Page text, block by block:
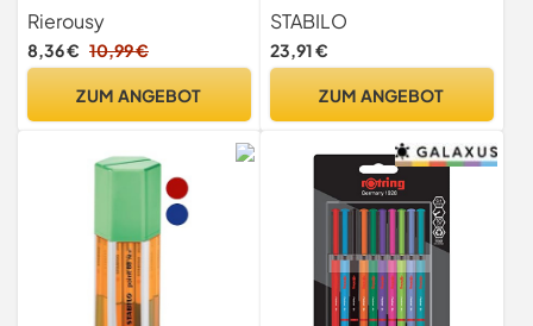
Schwarz Set mit 12
Verschiedene
Linienbreiten, Wasserfest
Rierousy
8,36 € 10,99 €
ZUM ANGEBOT
STABILO
23,91 €
ZUM ANGEBOT